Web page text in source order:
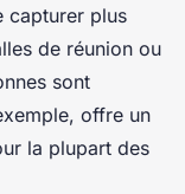
capturer plus
de réunion ou
sont
offre un
la plupart des